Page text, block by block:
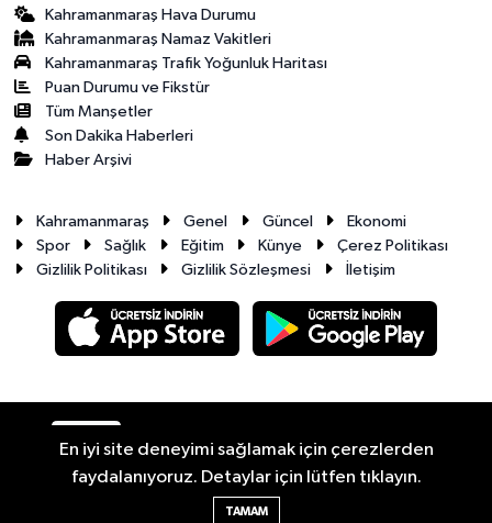
Kahramanmaraş Hava Durumu
Kahramanmaraş Namaz Vakitleri
Kahramanmaraş Trafik Yoğunluk Haritası
Puan Durumu ve Fikstür
Tüm Manşetler
Son Dakika Haberleri
Haber Arşivi
Kahramanmaraş Genel Güncel
Ekonomi
Spor
Sağlık Eğitim Künye
Çerez Politikası
Gizlilik Politikası
Gizlilik Sözleşmesi İletişim
Haber Yazılımı:
En iyi site deneyimi sağlamak için çerezlerden
faydalanıyoruz. Detaylar için lütfen tıklayın.
TAMAM